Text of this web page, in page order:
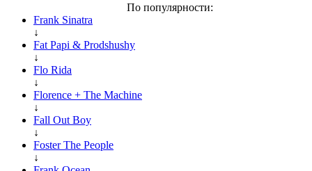
По популярности:
Frank Sinatra
↓
Fat Papi & Prodshushy
↓
Flo Rida
↓
Florence + The Machine
↓
Fall Out Boy
↓
Foster The People
↓